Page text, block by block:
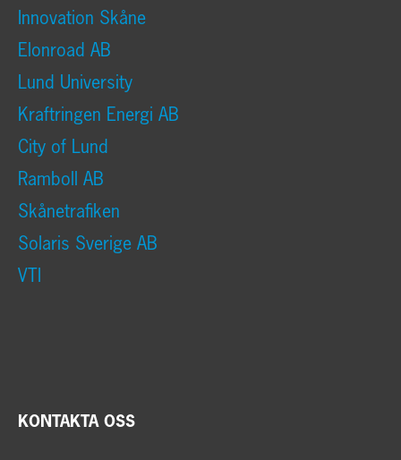
Innovation Skåne
Elonroad AB
Lund University
Kraftringen Energi AB
City of Lund
Ramboll AB
Skånetrafiken
Solaris Sverige AB
VTI
KONTAKTA OSS